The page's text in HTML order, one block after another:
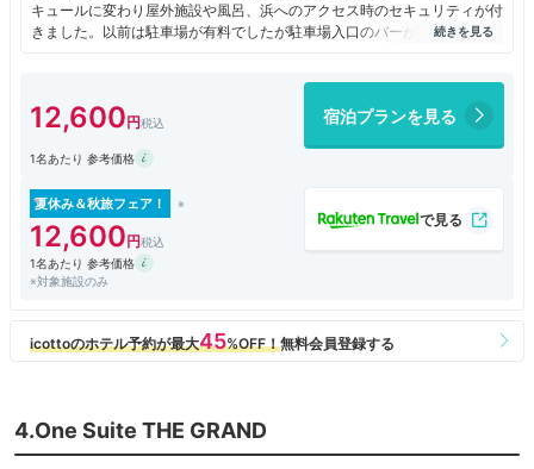
キュールに変わり屋外施設や風呂、浜へのアクセス時のセキュリティが付
きました。以前は駐車場が有料でしたが駐車場入口のバーが無くなり駐車
料金が無料になっていました
12,600 宿泊プランを見る
1名あたり 参考価格
夏休み＆秋旅フェア！
12,600
1名あたり 参考価格
※対象施設のみ
4.One Suite THE GRAND